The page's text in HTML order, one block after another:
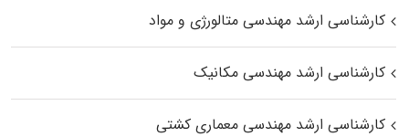
کارشناسی ارشد مهندسی متالورژی و مواد
کارشناسی ارشد مهندسی مکانیک
کارشناسی ارشد مهندسی معماری کشتی